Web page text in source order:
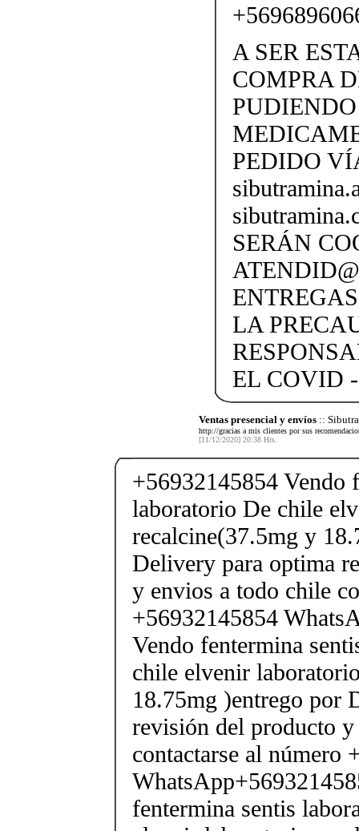
A SER
COMPRA
PEDIDO
SERÁN
LA
EL COVID
Ventas presencial y envíos ::
http://gracias a mis clientes por sus
[11/12/2020] 20:38 Hrs.
+56932145854 Vendo
laboratorio De chile
recalcine(37.5mg y
Delivery para optima
y envios a todo chile
+56932145854
Vendo fentermina
chile elvenir
18.75mg )entrego por
revisión del producto
contactarse al número
fentermina sentis